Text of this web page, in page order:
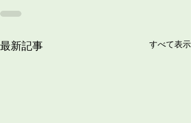
最新記事 すべて表示